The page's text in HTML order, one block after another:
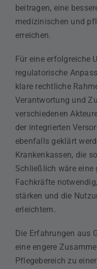
beitragen, eine
medizinischen und
erreichen.
Für eine erfolgreiche
regulatorische
klare rechtliche
Verantwortung und
verschiedenen
der integrierten
ebenfalls geklärt
Krankenkassen, die
Schließlich wäre eine
Fachkräfte
stärken und die
erleichtern.
Die Erfahrungen aus
eine engere
Pflegebereich zu